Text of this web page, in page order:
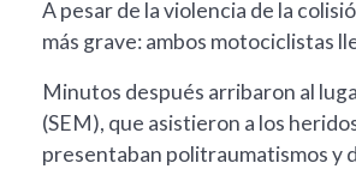
A pesar de la violencia de la
más grave: ambos motociclistas
Minutos después arribaron al
(SEM), que asistieron a los
presentaban politraumatismos y